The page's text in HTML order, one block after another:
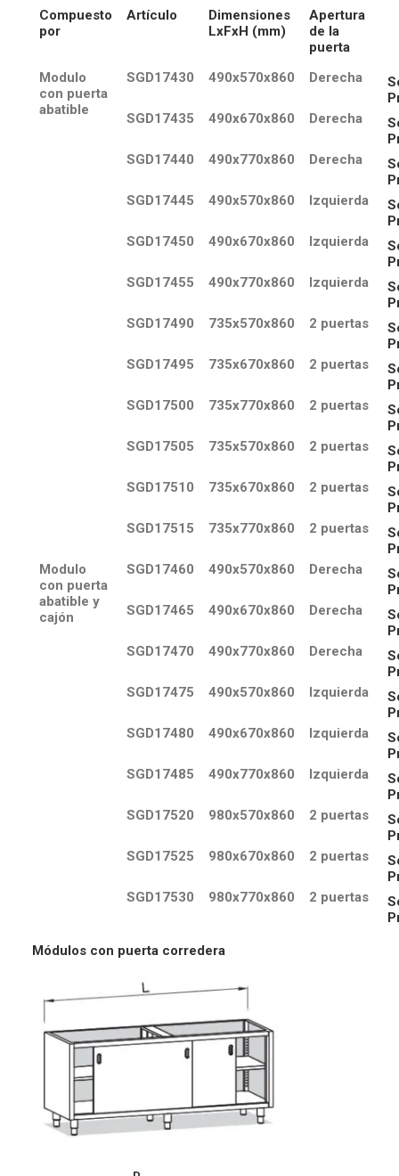
Compuesto
por
Artículo
Dimensiones
LxFxH (mm)
Apertura
de la
puerta
Modulo
con puerta
abatible
SGD17430 490x570x860 Derecha
SGD17435
490x670x860 Derecha
SGD17440
490x770x860 Derecha
SGD17445
490x570x860 Izquierda
SGD17450
490x670x860 Izquierda
SGD17455
490x770x860 Izquierda
SGD17490
735x570x860 2 puertas
SGD17495
735x670x860 2 puertas
SGD17500
735x770x860 2 puertas
SGD17505
735x570x860 2 puertas
SGD17510
735x670x860 2 puertas
SGD17515
735x770x860 2 puertas
Modulo
con puerta
abatible y
cajón
SGD17460 490x570x860 Derecha
SGD17465
490x670x860 Derecha
SGD17470
490x770x860 Derecha
SGD17475
490x570x860 Izquierda
SGD17480
490x670x860 Izquierda
SGD17485
490x770x860 Izquierda
SGD17520
980x570x860 2 puertas
SGD17525
980x670x860 2 puertas
SGD17530
980x770x860 2 puertas
Módulos con puerta corredera